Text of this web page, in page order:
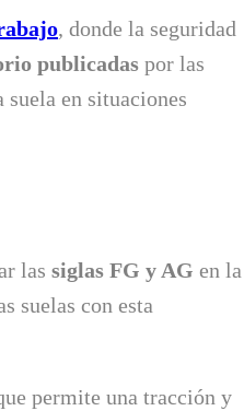
, donde la seguridad
publicadas por las
en situaciones
las siglas FG y AG en la
suelas con esta
permite una tracción y